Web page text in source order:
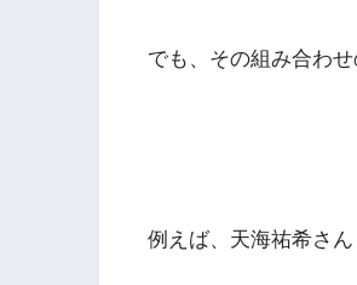
でも、その組み合わせ
例えば、天海祐希さん